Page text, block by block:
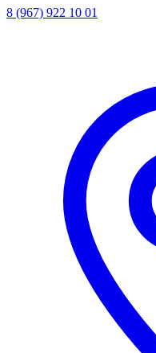
8 (967) 922 10 01